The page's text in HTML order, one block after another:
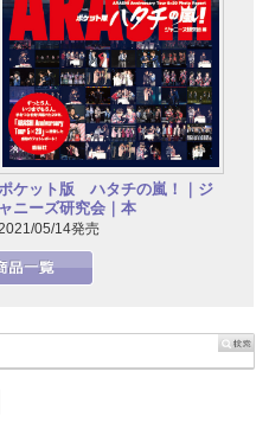
ポケット版 ハタチの嵐！｜ジ
ャニーズ研究会｜本
05/14発売